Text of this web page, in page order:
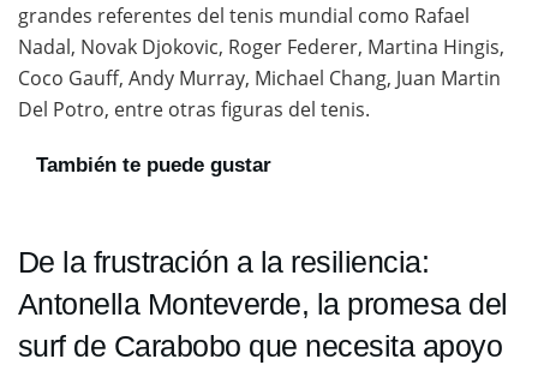
grandes referentes del tenis mundial como Rafael
Nadal, Novak Djokovic, Roger Federer, Martina Hingis,
Coco Gauff, Andy Murray, Michael Chang, Juan Martin
Del Potro, entre otras figuras del tenis.
También te puede gustar
De la frustración a la resiliencia:
Antonella Monteverde, la promesa del
surf de Carabobo que necesita apoyo